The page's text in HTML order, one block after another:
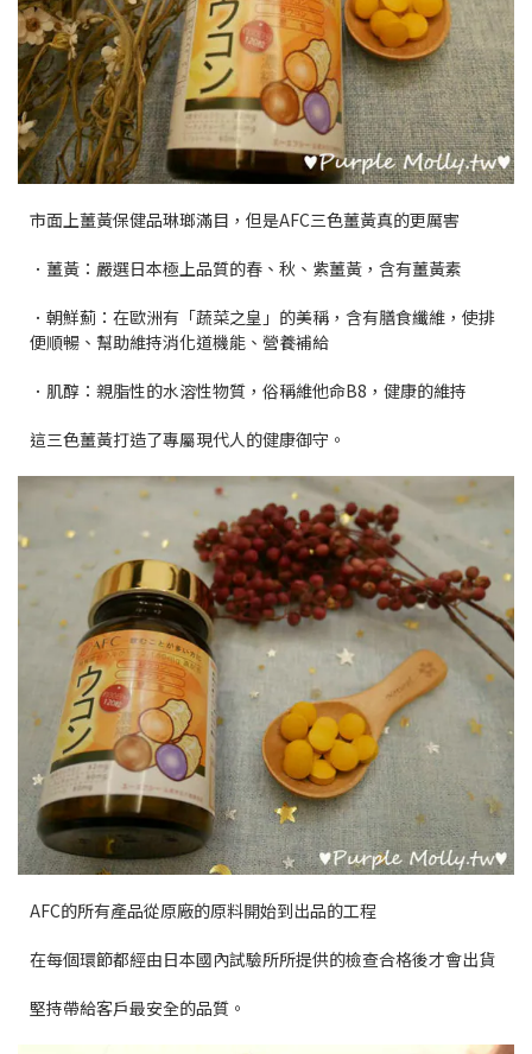
市面上薑黃保健品琳瑯滿目，但是AFC三色薑黃真的更厲害
．薑黃：嚴選日本極上品質的春、秋、紫薑黃，含有薑黃素
．朝鮮薊：在歐洲有「蔬菜之皇」的美稱，含有膳食纖維，使排
便順暢、幫助維持消化道機能、營養補給
．肌醇：親脂性的水溶性物質，俗稱維他命B8，健康的維持
這三色薑黃打造了專屬現代人的健康御守。
AFC的所有產品從原廠的原料開始到出品的工程
在每個環節都經由日本國內試驗所所提供的檢查合格後才會出貨
堅持帶給客戶最安全的品質。